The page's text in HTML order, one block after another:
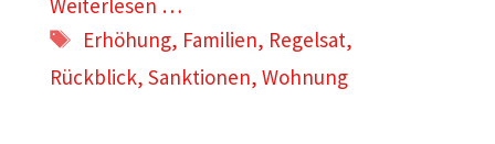
Weiterlesen …
Schlagwörter
Erhöhung, Familien, Regelsat,
Rückblick, Sanktionen, Wohnung